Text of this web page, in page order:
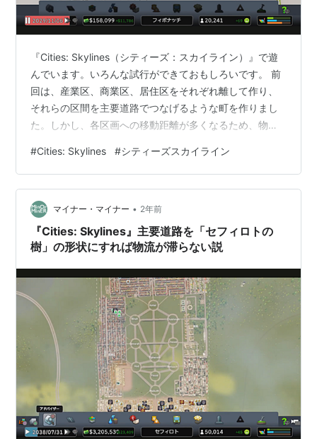
『Cities: Skylines（シティーズ：スカイライン）』で遊
んでいます。いろんな試行ができておもしろいです。 前
回は、産業区、商業区、居住区をそれぞれ離して作り、
それらの区間を主要道路でつなげるような町を作りまし
た。しかし、各区画への移動距離が多くなるため、物流
短くするため、各区画を主要道路でつなげるのではな
く、主要道路に各区画を隣接させるような町を作ってい
こうと計画しました。 minor.hatenablog.com これまで
のプレイから各区画の発展の規模感は、商業区＜産業区
＜居住区、の関係があると考えています。この関係を維
持するよう…
#Cities: Skylines #シティーズスカイライン
マイナー・マイナー • 2年前
『Cities: Skylines』主要道路を「セフィロトの
樹」の形状にすれば物流が滞らない説